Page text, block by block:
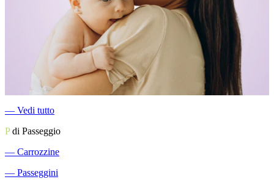
― Vedi tutto
Pdi Passeggio
― Carrozzine
― Passeggini